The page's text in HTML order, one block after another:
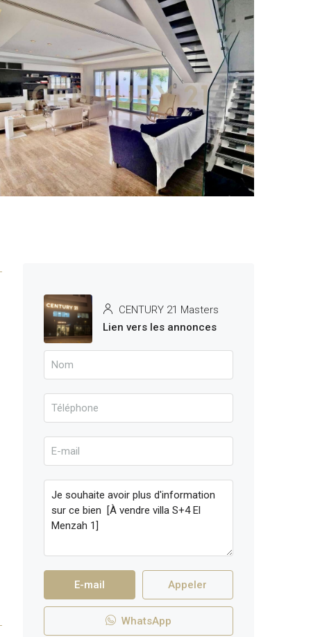
1 More
CENTURY 21 Masters
Lien vers les annonces
E-mail Appeler
WhatsApp